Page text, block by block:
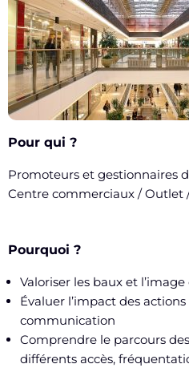
Pour qui ?
Promoteurs et gestionnaires
Centre commerciaux / Outlet
Pourquoi ?
Valoriser les baux et
Évaluer l’impact des
communication
Comprendre le parcours
différents accès,